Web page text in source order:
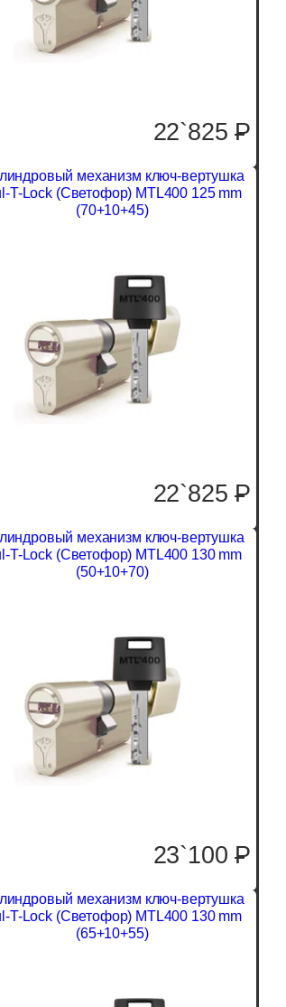
22`825P
механизм ключ-вертушка
T-Lock (Светофор) MTL400 125 mm
(70+10+45)
22`825P
механизм ключ-вертушка
T-Lock (Светофор) MTL400 130 mm
(50+10+70)
23`100P
механизм ключ-вертушка
T-Lock (Светофор) MTL400 130 mm
(65+10+55)